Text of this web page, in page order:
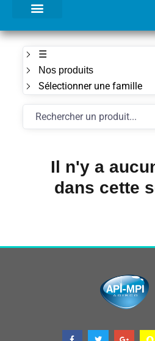
☰
Nos produits
Sélectionner une famille
Il n'y a
dans cette